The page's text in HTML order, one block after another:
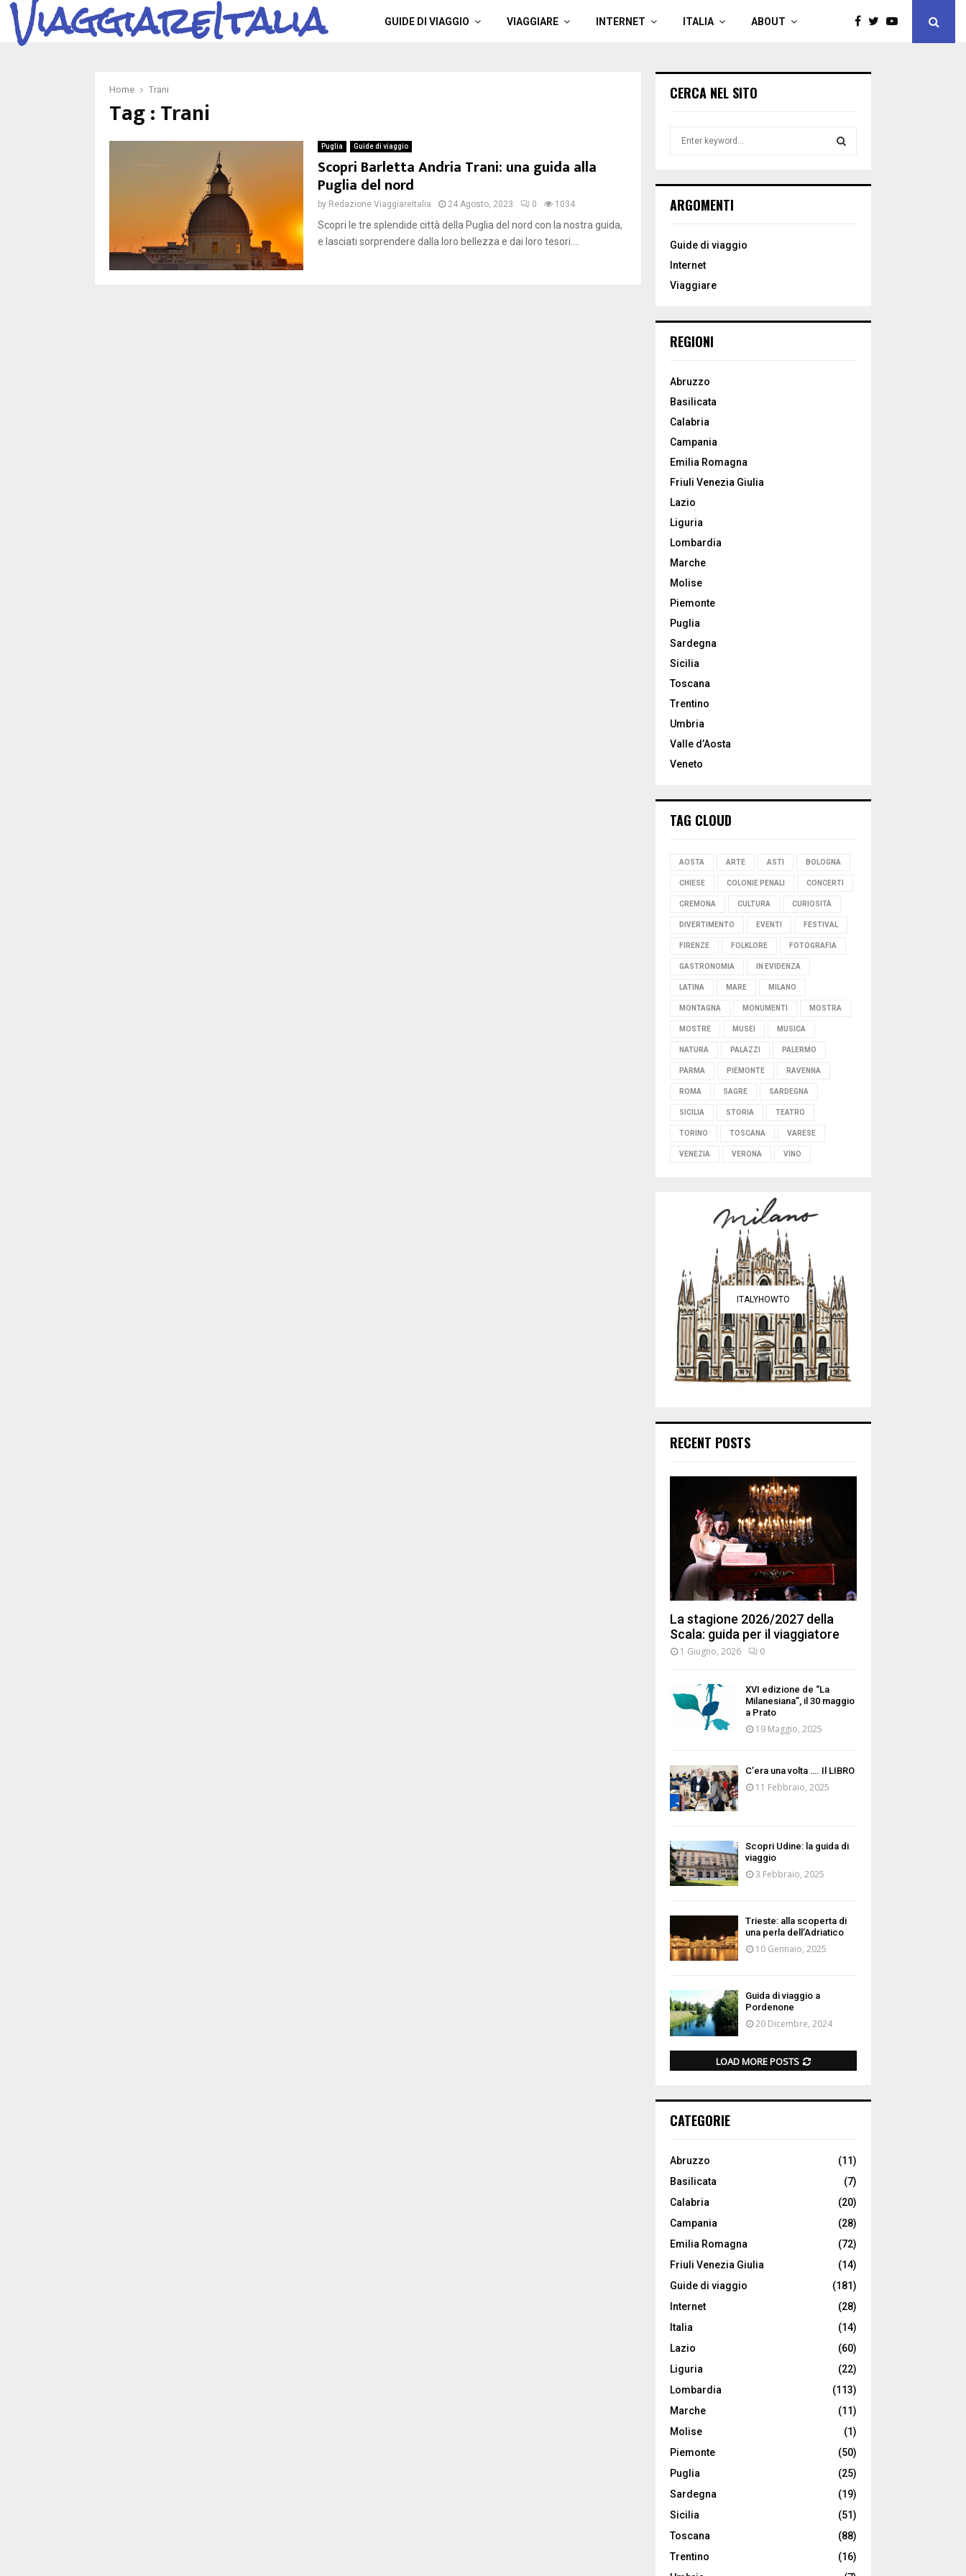
ViaggiareItalia GUIDE DI VIAGGIO VIAGGIARE INTERNET ITALIA ABOUT
Home Trani
Tag : Trani
Puglia Guide di viaggio
Scopri Barletta Andria Trani: una guida alla
Puglia del nord
by Redazione ViaggiareItalia 24 Agosto, 2023 0 1034
Scopri le tre splendide città della Puglia del nord con la nostra guida,
e lasciati sorprendere dalla loro bellezza e dai loro tesori....
CERCA NEL SITO
h
o
:
ARGOMENTI
Guide di viaggio
Internet
Viaggiare
REGIONI
Abruzzo
Basilicata
Calabria
Campania
Emilia Romagna
Friuli Venezia Giulia
Lazio
Liguria
Lombardia
Marche
Molise
Piemonte
Puglia
Sardegna
Sicilia
Toscana
Trentino
Umbria
Valle d’Aosta
Veneto
TAG CLOUD
AOSTA ARTE ASTI BOLOGNA
CHIESE COLONIE PENALI CONCERTI
CREMONA CULTURA CURIOSITÀ
DIVERTIMENTO EVENTI FESTIVAL
FIRENZE FOLKLORE FOTOGRAFIA
GASTRONOMIA IN EVIDENZA
LATINA MARE MILANO
MONTAGNA MONUMENTI MOSTRA
MOSTRE MUSEI MUSICA
NATURA PALAZZI PALERMO
PARMA PIEMONTE RAVENNA
ROMA SAGRE SARDEGNA
SICILIA STORIA TEATRO
TORINO TOSCANA VARESE
VENEZIA VERONA VINO
ITALYHOWTO
RECENT POSTS
La stagione 2026/2027 della
Scala: guida per il viaggiatore
1 Giugno, 2026 0
XVI edizione de “La
Milanesiana”, il 30 maggio
a Prato
19 Maggio, 2025
C’era una volta …. Il LIBRO
11 Febbraio, 2025
Scopri Udine: la guida di
viaggio
3 Febbraio, 2025
Trieste: alla scoperta di
una perla dell’Adriatico
10 Gennaio, 2025
Guida di viaggio a
Pordenone
20 Dicembre, 2024
LOAD MORE POSTS
CATEGORIE
Abruzzo
(11)
Basilicata
(7)
Calabria
(20)
Campania
(28)
Emilia Romagna
(72)
Friuli Venezia Giulia
(14)
Guide di viaggio
(181)
Internet
(28)
Italia
(14)
Lazio
(60)
Liguria
(22)
Lombardia
(113)
Marche
(11)
Molise
(1)
Piemonte
(50)
Puglia
(25)
Sardegna
(19)
Sicilia
(51)
Toscana
(88)
Trentino
(16)